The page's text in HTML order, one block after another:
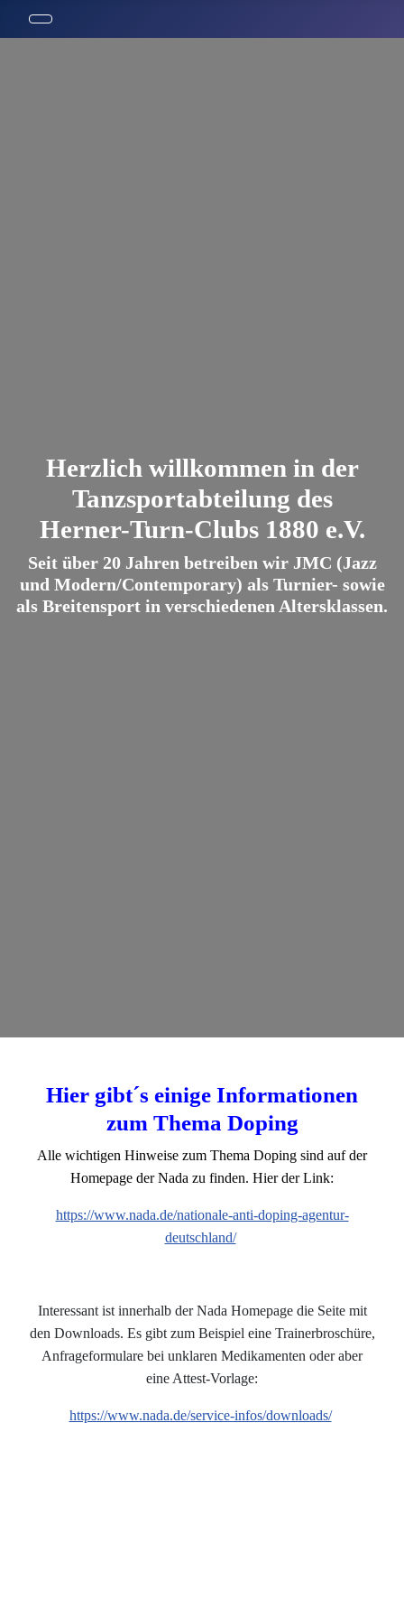
Herzlich willkommen in der
Tanzsportabteilung des
Herner-Turn-Clubs 1880 e.V.
Seit über 20 Jahren betreiben wir JMC (Jazz
und Modern/Contemporary) als Turnier- sowie
als Breitensport in verschiedenen Altersklassen.
Hier gibt´s einige Informationen
zum Thema Doping
Alle wichtigen Hinweise zum Thema Doping sind auf der
Homepage der Nada zu finden. Hier der Link:
https://www.nada.de/nationale-anti-doping-agentur-
deutschland/
Interessant ist innerhalb der Nada Homepage die Seite mit
den Downloads. Es gibt zum Beispiel eine Trainerbroschüre,
Anfrageformulare bei unklaren Medikamenten oder aber
eine Attest-Vorlage:
https://www.nada.de/service-infos/downloads/